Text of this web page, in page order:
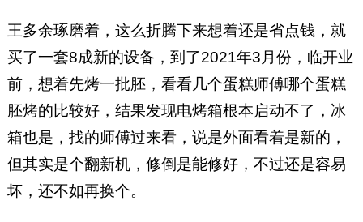
王多余琢磨着，这么折腾下来想着还是省点钱，就
买了一套8成新的设备，到了2021年3月份，临开业
前，想着先烤一批胚，看看几个蛋糕师傅哪个蛋糕
胚烤的比较好，结果发现电烤箱根本启动不了，冰
箱也是，找的师傅过来看，说是外面看着是新的，
但其实是个翻新机，修倒是能修好，不过还是容易
坏，还不如再换个。